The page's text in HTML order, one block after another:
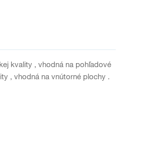
kvality , vhodná na pohľadové
, vhodná na vnútorné plochy .